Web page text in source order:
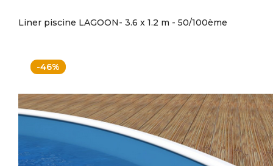
Liner piscine LAGOON- 3.6 x 1.2 m - 50/100ème
-46%